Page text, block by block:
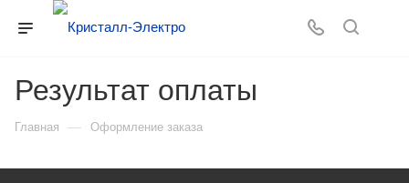
Результат оплаты
Главная — Оформление заказа